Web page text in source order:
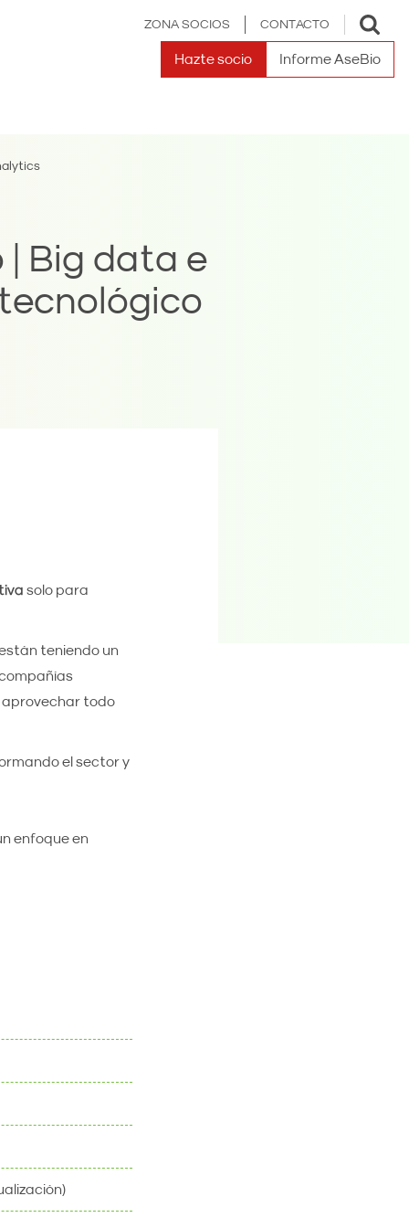
ZONA SOCIOS CONTACTO
Toggle
search
Hazte socio Informe AseBio
| Big data e
solo para
teniendo un
aprovechar todo
el sector y
enfoque en